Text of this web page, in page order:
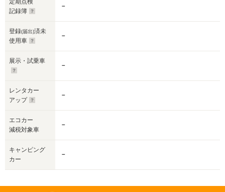
定期点検
記録簿
－
登録(届出)済未
使用車
－
展示・試乗車
－
レンタカー
アップ
－
エコカー
減税対象車
－
キャンピング
カー
－